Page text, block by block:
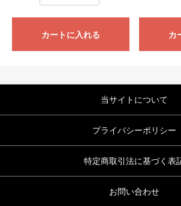
カートに入れる カ
当サイトについて
プライバシーポリシー
特定商取引法に基づく表
お問い合わせ